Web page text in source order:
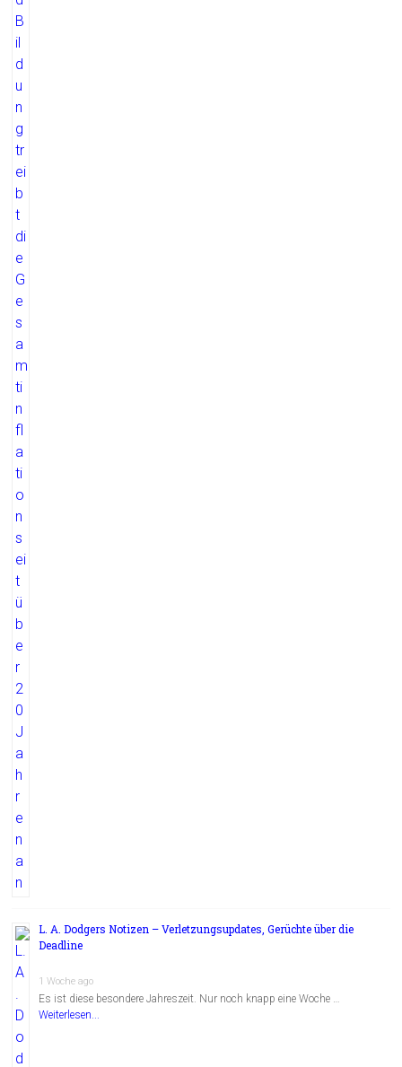
L. A. Dodgers Notizen – Verletzungsupdates, Gerüchte über die
Deadline
1 Woche ago
Es ist diese besondere Jahreszeit. Nur noch knapp eine Woche …
Weiterlesen...